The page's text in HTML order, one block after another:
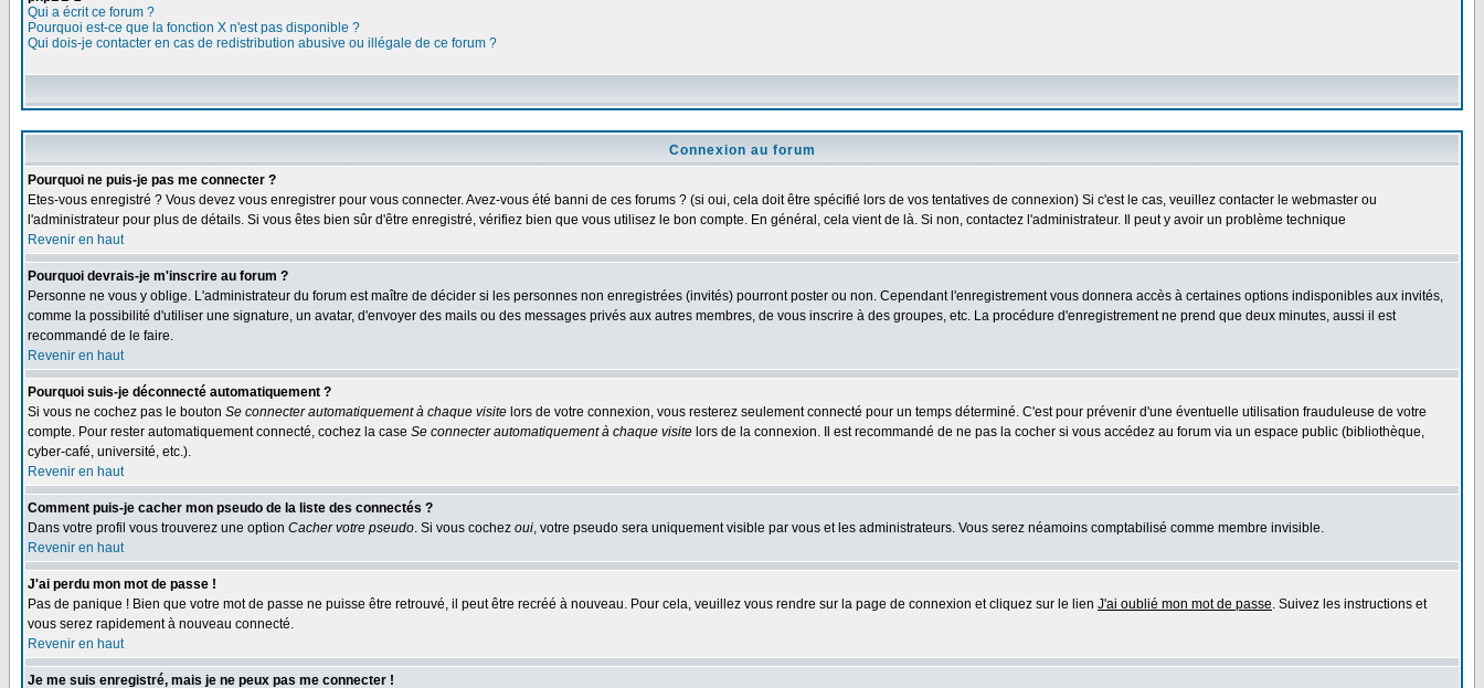
Qui a écrit ce forum ?
Pourquoi est-ce que la fonction X n'est pas disponible ?
Qui dois-je contacter en cas de redistribution abusive ou illégale de ce forum ?
Connexion au forum
Pourquoi ne puis-je pas me connecter ?
Etes-vous enregistré ? Vous devez vous enregistrer pour vous connecter. Avez-vous été banni de ces forums ? (si oui, cela doit être spécifié lors de vos tentatives de connexion) Si c'est le cas, veuillez contacter le webmaster ou
l'administrateur pour plus de détails. Si vous êtes bien sûr d'être enregistré, vérifiez bien que vous utilisez le bon compte. En général, cela vient de là. Si non, contactez l'administrateur. Il peut y avoir un problème technique
Revenir en haut
Pourquoi devrais-je m'inscrire au forum ?
Personne ne vous y oblige. L'administrateur du forum est maître de décider si les personnes non enregistrées (invités) pourront poster ou non. Cependant l'enregistrement vous donnera accès à certaines options indisponibles aux invités,
comme la possibilité d'utiliser une signature, un avatar, d'envoyer des mails ou des messages privés aux autres membres, de vous inscrire à des groupes, etc. La procédure d'enregistrement ne prend que deux minutes, aussi il est
recommandé de le faire.
Revenir en haut
Pourquoi suis-je déconnecté automatiquement ?
Si vous ne cochez pas le bouton Se connecter automatiquement à chaque visite lors de votre connexion, vous resterez seulement connecté pour un temps déterminé. C'est pour prévenir d'une éventuelle utilisation frauduleuse de votre
compte. Pour rester automatiquement connecté, cochez la case Se connecter automatiquement à chaque visite lors de la connexion. Il est recommandé de ne pas la cocher si vous accédez au forum via un espace public (bibliothèque,
cyber-café, université, etc.).
Revenir en haut
Comment puis-je cacher mon pseudo de la liste des connectés ?
Dans votre profil vous trouverez une option Cacher votre pseudo. Si vous cochez oui, votre pseudo sera uniquement visible par vous et les administrateurs. Vous serez néamoins comptabilisé comme membre invisible.
Revenir en haut
J'ai perdu mon mot de passe !
Pas de panique ! Bien que votre mot de passe ne puisse être retrouvé, il peut être recréé à nouveau. Pour cela, veuillez vous rendre sur la page de connexion et cliquez sur le lien J'ai oublié mon mot de passe. Suivez les instructions et
vous serez rapidement à nouveau connecté.
Revenir en haut
Je me suis enregistré, mais je ne peux pas me connecter !